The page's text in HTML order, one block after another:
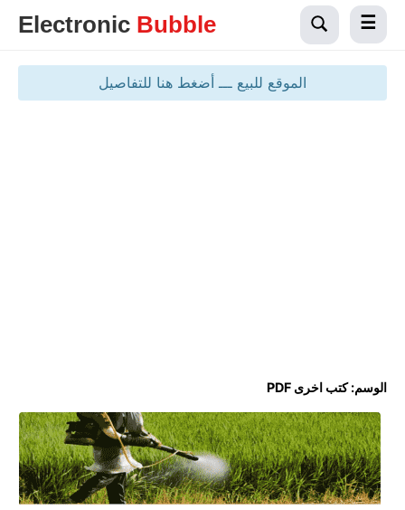
Electronic Bubble
الموقع للبيع ـــ أضغط هنا للتفاصيل
الوسم:كتب اخرى PDF